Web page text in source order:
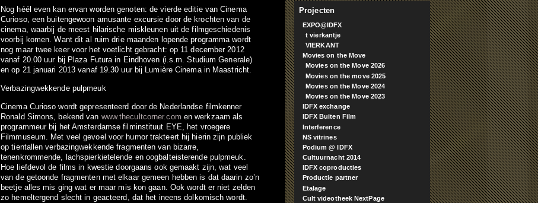
Nog héél even kan ervan worden genoten: de vierde editie van Cinema
Curioso, een buitengewoon amusante excursie door de krochten van de
cinema, waarbij de meest hilarische miskleunen uit de filmgeschiedenis
voorbij komen. Want dit al ruim drie maanden lopende programma wordt
nog maar twee keer voor het voetlicht gebracht: op 11 december 2012
vanaf 20.00 uur bij Plaza Futura in Eindhoven (i.s.m. Studium Generale)
en op 21 januari 2013 vanaf 19.30 uur bij Lumière Cinema in Maastricht.
Verbazingwekkende pulpmeuk
Cinema Curioso wordt gepresenteerd door de Nederlandse filmkenner
Ronald Simons, bekend van www.thecultcorner.com en werkzaam als
programmeur bij het Amsterdamse filminstituut EYE, het vroegere
Filmmuseum. Met veel gevoel voor humor trakteert hij hierin zijn publiek
op tientallen verbazingwekkende fragmenten van bizarre,
tenenkrommende, lachspierkietelende en oogbalteisterende pulpmeuk.
Hoe liefdevol de films in kwestie doorgaans ook gemaakt zijn, wat veel
van de getoonde fragmenten met elkaar gemeen hebben is dat daarin zo’n
beetje alles mis ging wat er maar mis kon gaan. Ook wordt er niet zelden
zo hemeltergend slecht in geacteerd, dat het ineens dolkomisch wordt.
Projecten
EXPO@IDFX
t vierkantje
VIERKANT
Movies on the Move
Movies on the Move 2026
Movies on the move 2025
Movies on the Move 2024
Movies on the Move 2023
IDFX exchange
IDFX Buiten Film
Interference
NS vitrines
Podium @ IDFX
Cultuurnacht 2014
IDFX coproducties
Productie partner
Etalage
Cult videotheek NextPage